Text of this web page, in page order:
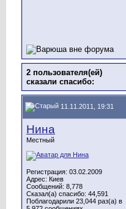
2 пользователя(ей)
сказали cпасибо:
11.11.2011, 19:31
Нина
Местный
Регистрация: 03.02.2009
Адрес: Киев
Сообщений: 8,778
Сказал(а) спасибо: 44,591
Поблагодарили 23,044 раз(а) в